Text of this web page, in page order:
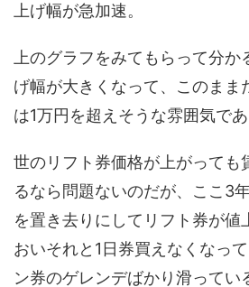
上げ幅が急加速。
上のグラフをみてもらって分
げ幅が大きくなって、このまま
は1万円を超えそうな雰囲気であ
世のリフト券価格が上がっても
るなら問題ないのだが、ここ3
を置き去りにしてリフト券が値
おいそれと1日券買えなくなっ
ン券のゲレンデばかり滑ってい